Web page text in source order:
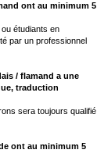
ont au minimum 5
étudiants en
par un professionnel
/ flamand a une
traduction
sera toujours qualifié
ont au minimum 5